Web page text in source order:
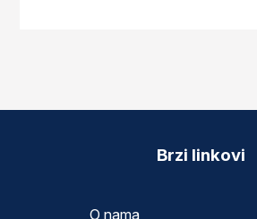
Brzi linkovi
O nama